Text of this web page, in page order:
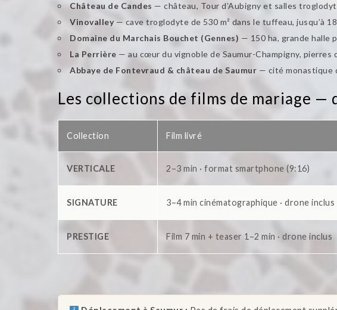
Château de Candes — château, Tour d’Aubigny et salles
Vinovalley— cave troglodyte de 530 m² dans le tuffeau, jusqu’à
Domaine du Marchais Bouchet (Gennes) — 150 ha, grande halle
La Perrière — au cœur du vignoble de Saumur-Champigny, pierres
Abbaye de Fontevraud & château de Saumur — cité monastique
Les collections de films de mariage —
Collection Film livré
VERTICALE 2–3 min · format smartphone (9:16)
SIGNATURE 3–4 min cinématographique · drone inclus
PRESTIGE Film 7 min + teaser 1–2 min · drone inclus